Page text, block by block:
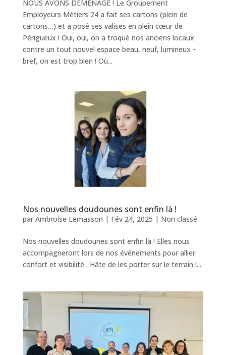
NOUS AVONS DÉMÉNAGÉ ! Le Groupement
Employeurs Métiers 24 a fait ses cartons (plein de
cartons…) et a posé ses valises en plein cœur de
Périgueux ! Oui, oui, on a troqué nos anciens locaux
contre un tout nouvel espace beau, neuf, lumineux –
bref, on est trop bien ! Où...
Nos nouvelles doudounes sont enfin là !
par Ambroise Lemasson | Fév 24, 2025 | Non classé
Nos nouvelles doudounes sont enfin là ! Elles nous
accompagneront lors de nos événements pour allier
confort et visibilité . Hâte de les porter sur le terrain !...